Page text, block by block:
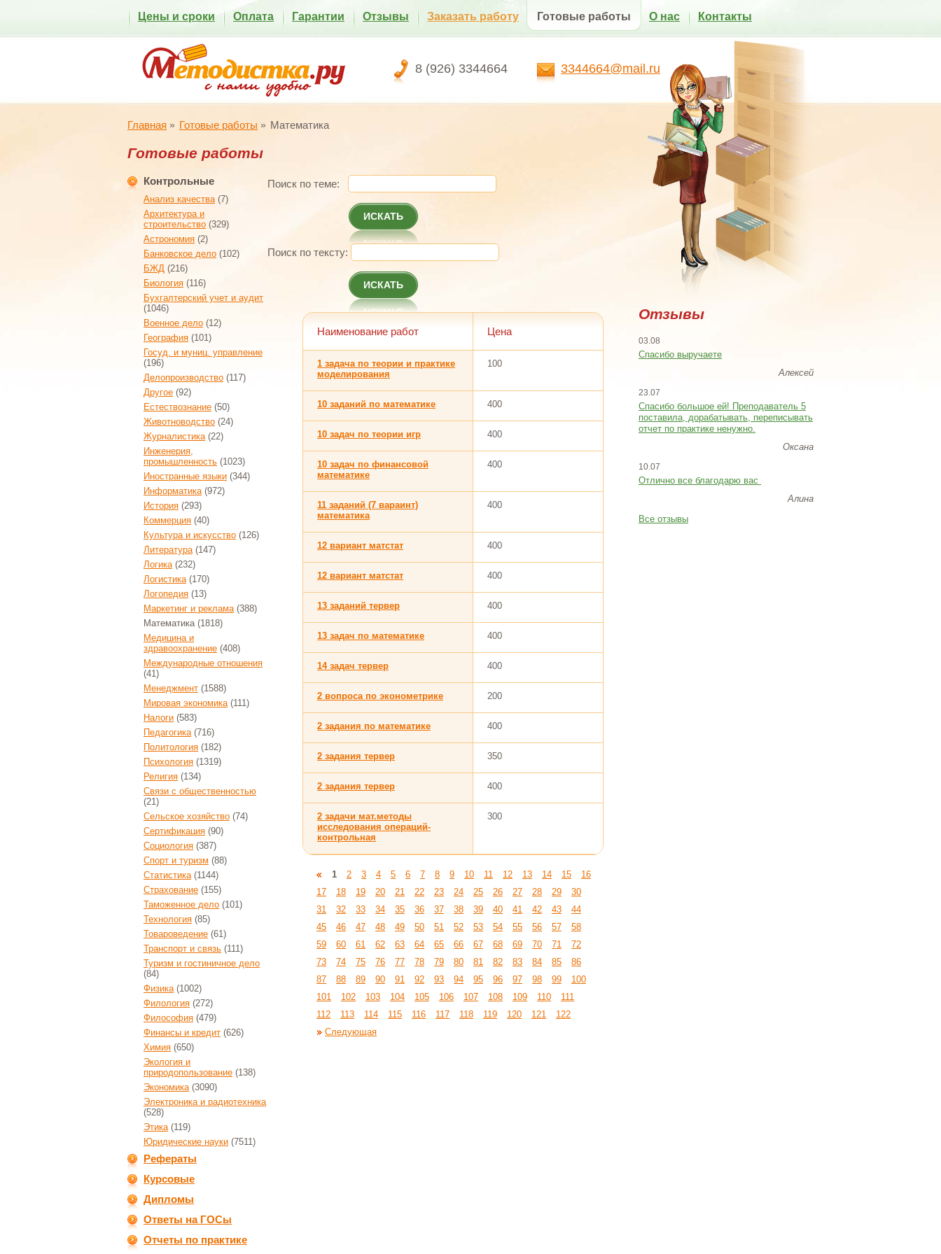
8 (926) 3344664 3344664@mail.ru
Цены и сроки Оплата Гарантии Отзывы Заказать работу Готовые работы О нас Контакты
Главная Готовые работы Математика
Готовые работы
Контрольные
Анализ качества(7)
Архитектура и
строительство (329)
Астрономия (2)
Банковское дело (102)
БЖД (216)
Биология (116)
Бухгалтерский учет и аудит
(1046)
Военное дело (12)
География (101)
Госуд. и муниц. управление
(196)
Делопроизводство (117)
Другое (92)
Естествознание (50)
Животноводство (24)
Журналистика(22)
Инженерия,
промышленность (1023)
Иностранные языки (344)
Информатика(972)
История (293)
Коммерция (40)
Культура и искусство (126)
Литература(147)
Логика(232)
Логистика(170)
Логопедия (13)
Маркетинг и реклама(388)
Математика(1818)
Медицина и
здравоохранение (408)
Международные отношения
(41)
Менеджмент (1588)
Мировая экономика(111)
Налоги (583)
Педагогика(716)
Политология (182)
Психология (1319)
Религия (134)
Связи с общественностью
(21)
Сельское хозяйство (74)
Сертификация (90)
Социология (387)
Спорт и туризм (88)
Статистика(1144)
Страхование (155)
Таможенное дело (101)
Технология (85)
Товароведение (61)
Транспорт и связь (111)
Туризм и гостиничное дело
(84)
Физика(1002)
Филология (272)
Философия (479)
Финансы и кредит (626)
Химия (650)
Экология и
природопользование (138)
Экономика(3090)
Электроника и радиотехника
(528)
Этика(119)
Юридические науки (7511)
Рефераты
Курсовые
Дипломы
Ответы на ГОСы
Отчеты по практике
Поиск по теме:
ИСКАТЬ
Поиск по тексту:
ИСКАТЬ
Наименование работ Цена
1 задача по теории и практике
моделирования
100
10 заданий по математике 400
10 задач по теории игр 400
10 задач по финансовой
математике
400
11 заданий (7 вараинт)
математика
400
12 вариант матстат 400
12 вариант матстат 400
13 заданий тервер 400
13 задач по математике 400
14 задач тервер 400
2 вопроса по эконометрике 200
2 задания по математике 400
2 задания тервер 350
2 задания тервер 400
2 задачи мат.методы
исследования операций-
контрольная
300
1 2 3 4 5 6 7 8 9 10 11 12 13 14 15
16
17
18 19 20 21 22 23 24 25 26 27 28 29
30
31
32 33 34 35 36 37 38 39 40 41 42 43
44
45
46 47 48 49 50 51 52 53 54 55 56 57
58
59
60 61 62 63 64 65 66 67 68 69 70 71
72
73
74 75 76 77 78 79 80 81 82 83 84 85
86
87
88 89 90 91 92 93 94 95 96 97 98 99
100
101
102 103 104 105 106 107 108 109 110
111
112
113 114 115 116 117 118 119 120 121
122
Следующая
Отзывы
03.08
Спасибо выручаете
Алексей
23.07
Cпасибо большое ей! Преподаватель 5
поставила, дорабатывать, переписывать
отчет по практике ненужно.
Оксана
10.07
Отлично все благодарю вас
Алина
Все отзывы